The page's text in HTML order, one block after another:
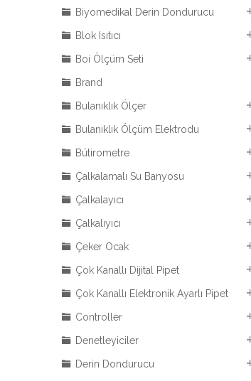
Biyomedikal Derin Dondurucu
Blok Isıtıcı
Boi Ölçüm Seti
Brand
Bulanıklık Ölçer
Bulanıklık Ölçüm Elektrodu
Bütirometre
Çalkalamalı Su Banyosu
Çalkalayıcı
Çalkalıyıcı
Çeker Ocak
Çok Kanallı Dijital Pipet
Çok Kanallı Elektronik Ayarlı Pipet
Controller
Denetleyiciler
Derin Dondurucu